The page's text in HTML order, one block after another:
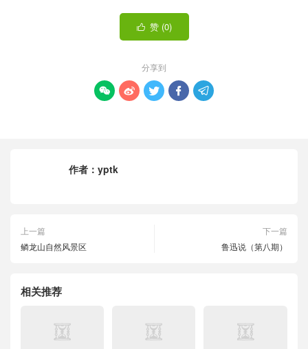
 赞 (0)
分享到
    
作者： yptk
上一篇
鳞龙山自然风景区
下一篇
鲁迅说（第八期）
相关推荐